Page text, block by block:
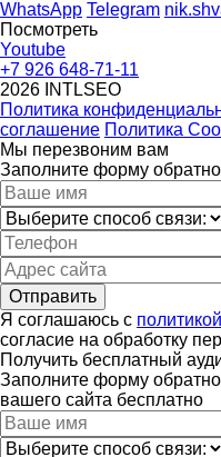
WhatsApp Telegram
Посмотреть
Youtube
+7 926 648-71-11
2026 INTLSEO
Политика
соглашение Политика
Мы перезвоним вам
Заполните форму
Отправить
Я соглашаюсь с
согласие на обработку
Получить бесплатный
Заполните форму
вашего сайта бесплатно